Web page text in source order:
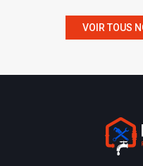
VOIR TOUS